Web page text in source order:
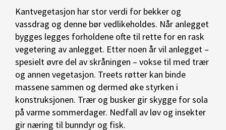
Kantvegetasjon har stor verdi for bekker og
vassdrag og denne bør vedlikeholdes. Når anlegget
bygges legges forholdene ofte til rette for en rask
vegetering av anlegget. Etter noen år vil anlegget –
spesielt øvre del av skråningen – vokse til med trær
og annen vegetasjon. Treets røtter kan binde
massene sammen og dermed øke styrken i
konstruksjonen. Trær og busker gir skygge for sola
på varme sommerdager. Nedfall av løv og insekter
gir næring til bunndyr og fisk.